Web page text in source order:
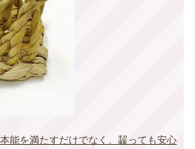
能を満たすだけでなく、齧っても安心